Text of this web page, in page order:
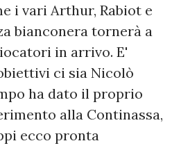
i vari Arthur, Rabiot e
bianconera tornerà a
in arrivo. E'
ci sia Nicolò
ha dato il proprio
alla Continassa,
ecco pronta